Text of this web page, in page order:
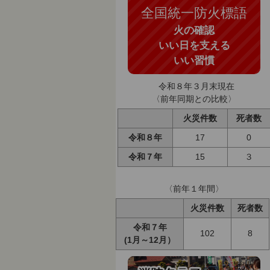
全国統一防火標語
火の確認
いい日を支える
いい習慣
令和８年３月末現在
〈前年同期との比較〉
火災件数
死者数
令和８年
17
0
令和７年
15 ３
〈前年１年間〉
火災件数
死者数
令和７年
(1月～12月）
102 8